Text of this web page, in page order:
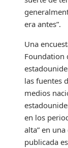
era antes”.
Una
Foundation
las fuentes
medios
en los
alta” en
publicada